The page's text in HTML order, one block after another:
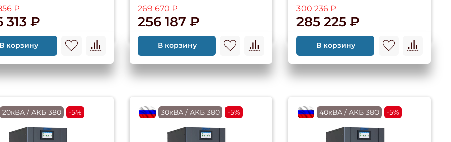
₽
313 ₽
корзину
269 670 ₽
256 187 ₽
В корзину
300 236 ₽
285 225 ₽
В корзину
20кВА / АКБ 380 -5% flagRU30кВА / АКБ 380 -5% flagRU40кВА / АКБ 380 -5%